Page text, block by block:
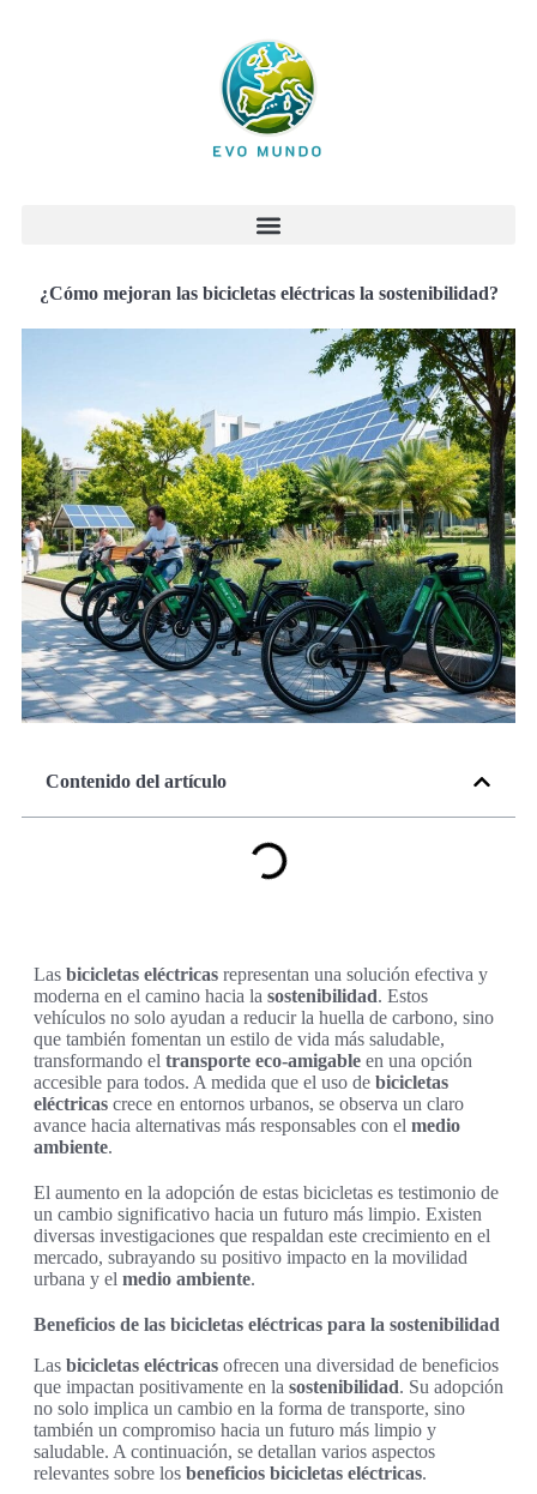
¿Cómo mejoran las bicicletas eléctricas la sostenibilidad?
Contenido del artículo
Las bicicletas eléctricas representan una solución efectiva y
moderna en el camino hacia la sostenibilidad. Estos
vehículos no solo ayudan a reducir la huella de carbono, sino
que también fomentan un estilo de vida más saludable,
transformando el transporte eco-amigable en una opción
accesible para todos. A medida que el uso de bicicletas
eléctricas crece en entornos urbanos, se observa un claro
avance hacia alternativas más responsables con el medio
ambiente.
El aumento en la adopción de estas bicicletas es testimonio de
un cambio significativo hacia un futuro más limpio. Existen
diversas investigaciones que respaldan este crecimiento en el
mercado, subrayando su positivo impacto en la movilidad
urbana y el medio ambiente.
Beneficios de las bicicletas eléctricas para la sostenibilidad
Las bicicletas eléctricas ofrecen una diversidad de beneficios
que impactan positivamente en la sostenibilidad. Su adopción
no solo implica un cambio en la forma de transporte, sino
también un compromiso hacia un futuro más limpio y
saludable. A continuación, se detallan varios aspectos
relevantes sobre los beneficios bicicletas eléctricas.